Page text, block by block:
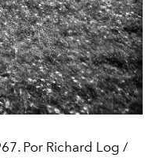
Por Richard Log /